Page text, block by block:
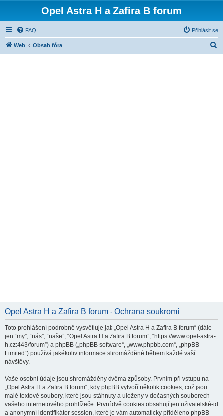
Opel Astra H a Zafira B forum
FAQ Přihlásit se
Web Obsah fóra
Opel Astra H a Zafira B forum - Ochrana soukromí
Toto prohlášení podrobně vysvětluje jak „Opel Astra H a Zafira B forum“ (dále
jen “my”, “nás”, “naše”, “Opel Astra H a Zafira B forum”, “https://www.opel-astra-
h.cz:443/forum”) a phpBB („phpBB software“, „www.phpbb.com“, „phpBB
Limited“) používá jakékoliv informace shromážděné během každé vaší
návštěvy.
Vaše osobní údaje jsou shromážděny dvěma způsoby. Prvním při vstupu na
„Opel Astra H a Zafira B forum“, kdy phpBB vytvoří několik cookies, což jsou
malé textové soubory, které jsou stáhnuty a uloženy v dočasných souborech
vašeho internetového prohlížeče. První dvě cookies obsahují jen uživatelské-id
a anonymní identifikátor session, které je vám automaticky přiděleno phpBB